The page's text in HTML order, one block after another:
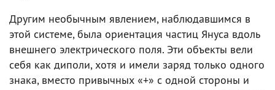
Другим необычным явлением, наблюдавшимся в
этой системе, была ориентация частиц Януса вдоль
внешнего электрического поля. Эти объекты вели
себя как диполи, хотя и имели заряд только одного
знака, вместо привычных «+» с одной стороны и